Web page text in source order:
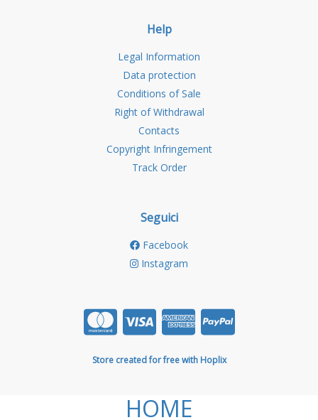
Help
Legal Information
Data protection
Conditions of Sale
Right of Withdrawal
Contacts
Copyright Infringement
Track Order
Seguici
Facebook
Instagram
Store created for free with Hoplix
HOME